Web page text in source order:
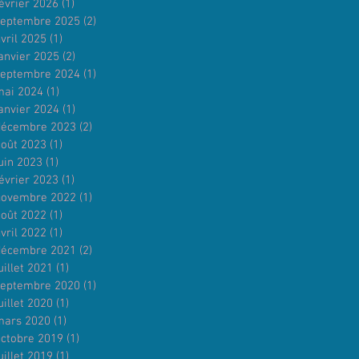
2026 (1)
2025 (2)
2025 (1)
2025 (2)
2024 (1)
2024 (1)
2024 (1)
2023 (2)
2023 (1)
2023 (1)
2023 (1)
2022 (1)
2022 (1)
2022 (1)
2021 (2)
2021 (1)
2020 (1)
2020 (1)
2020 (1)
2019 (1)